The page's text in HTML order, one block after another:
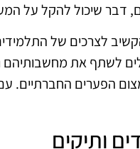
דבר שיכול להקל על
לצרכים של
לשתף את
הפערים החברתיים. עם
ותיקים